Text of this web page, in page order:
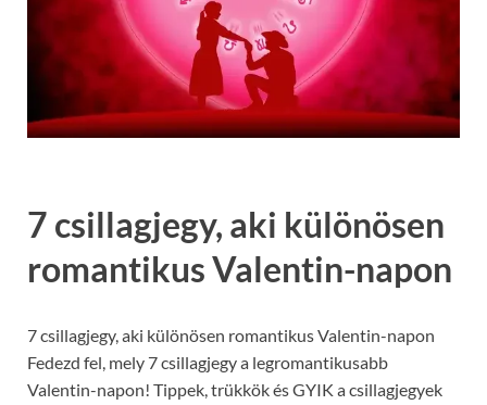
7 csillagjegy, aki különösen
romantikus Valentin-napon
7 csillagjegy, aki különösen romantikus Valentin-napon
Fedezd fel, mely 7 csillagjegy a legromantikusabb
Valentin-napon! Tippek, trükkök és GYIK a csillagjegyek